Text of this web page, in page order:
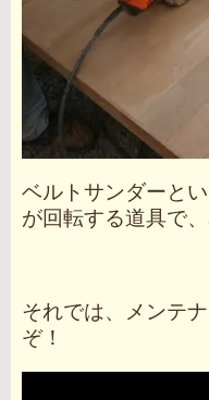
ベルトサンダーと
が回転する道具で
それでは、メンテ
ぞ！